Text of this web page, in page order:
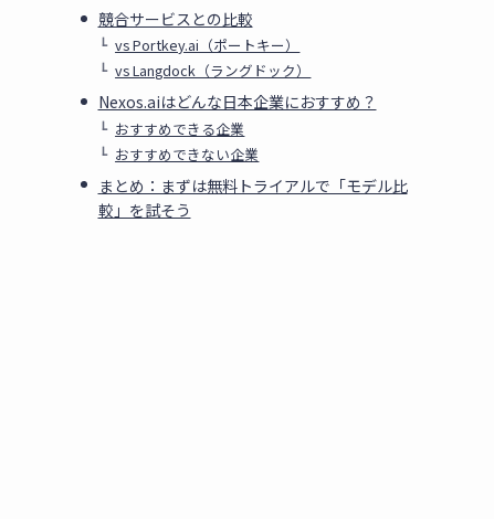
競合サービスとの比較
vs Portkey.ai（ポートキー）
vs Langdock（ラングドック）
Nexos.aiはどんな日本企業におすすめ？
おすすめできる企業
おすすめできない企業
まとめ：まずは無料トライアルで「モデル比
較」を試そう